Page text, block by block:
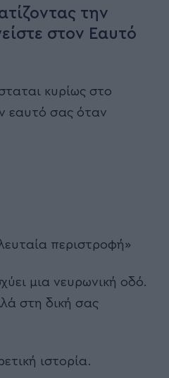
την
στον Εαυτό
κυρίως στο
εαυτό σας όταν
περιστροφή»
μια νευρωνική οδό.
στη δική σας
ιστορία.